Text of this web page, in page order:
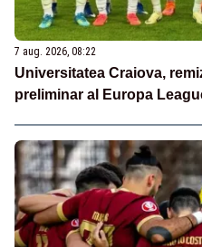
7 aug. 2026, 08:22
Universitatea Craiova,
preliminar al Europa